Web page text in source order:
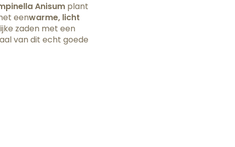
Anisumplant
eenwarme, licht
zaden met een
van dit echt goede